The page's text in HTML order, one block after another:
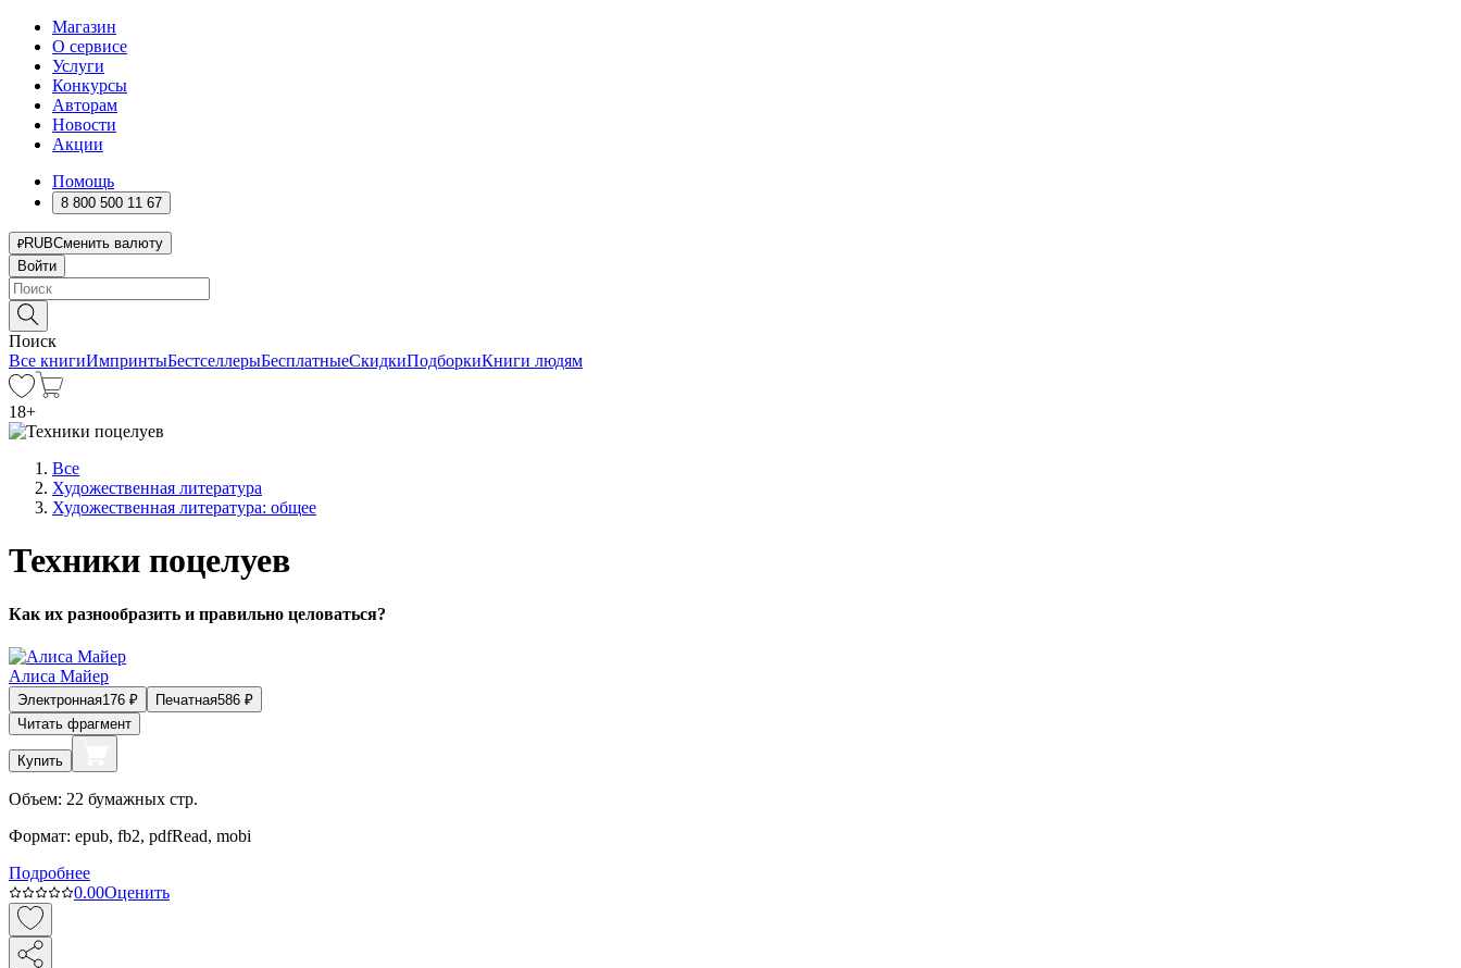
Магазин
О сервисе
Услуги
Конкурсы
Авторам
Новости
Акции
Помощь
8 800 500 11 67
RUBСменить валюту
Войти
Поиск
Все книгиИмпринтыБестселлерыБесплатныеСкидкиПодборкиКниги людям
18+
Все
Художественная литература
Художественная литература: общее
Техники поцелуев
Как их разнообразить и правильно целоваться?
Алиса Майер
Электронная176 ₽ Печатная586 ₽
Читать фрагмент
Купить
Объем: 22 бумажных стр.
Формат: epub, fb2, pdfRead, mobi
Подробнее
0.00Оценить